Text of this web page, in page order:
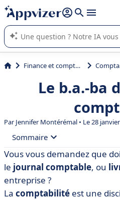
répondre (plusieurs lignes avec
L'IA de Appvizer vous guide dans
logiciel SaaS en entreprise.
Finance et comptabilité
Le b.a.-ba
ParJennifer Montérémal • Le 28
Sommaire
• Définition du journal
• Qui doit tenir le journal
• Journal comptable : débit et
Vous vous demandez que
le journal comptable, ou
entreprise ?
La comptabilité est une